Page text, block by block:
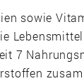
sowie
7